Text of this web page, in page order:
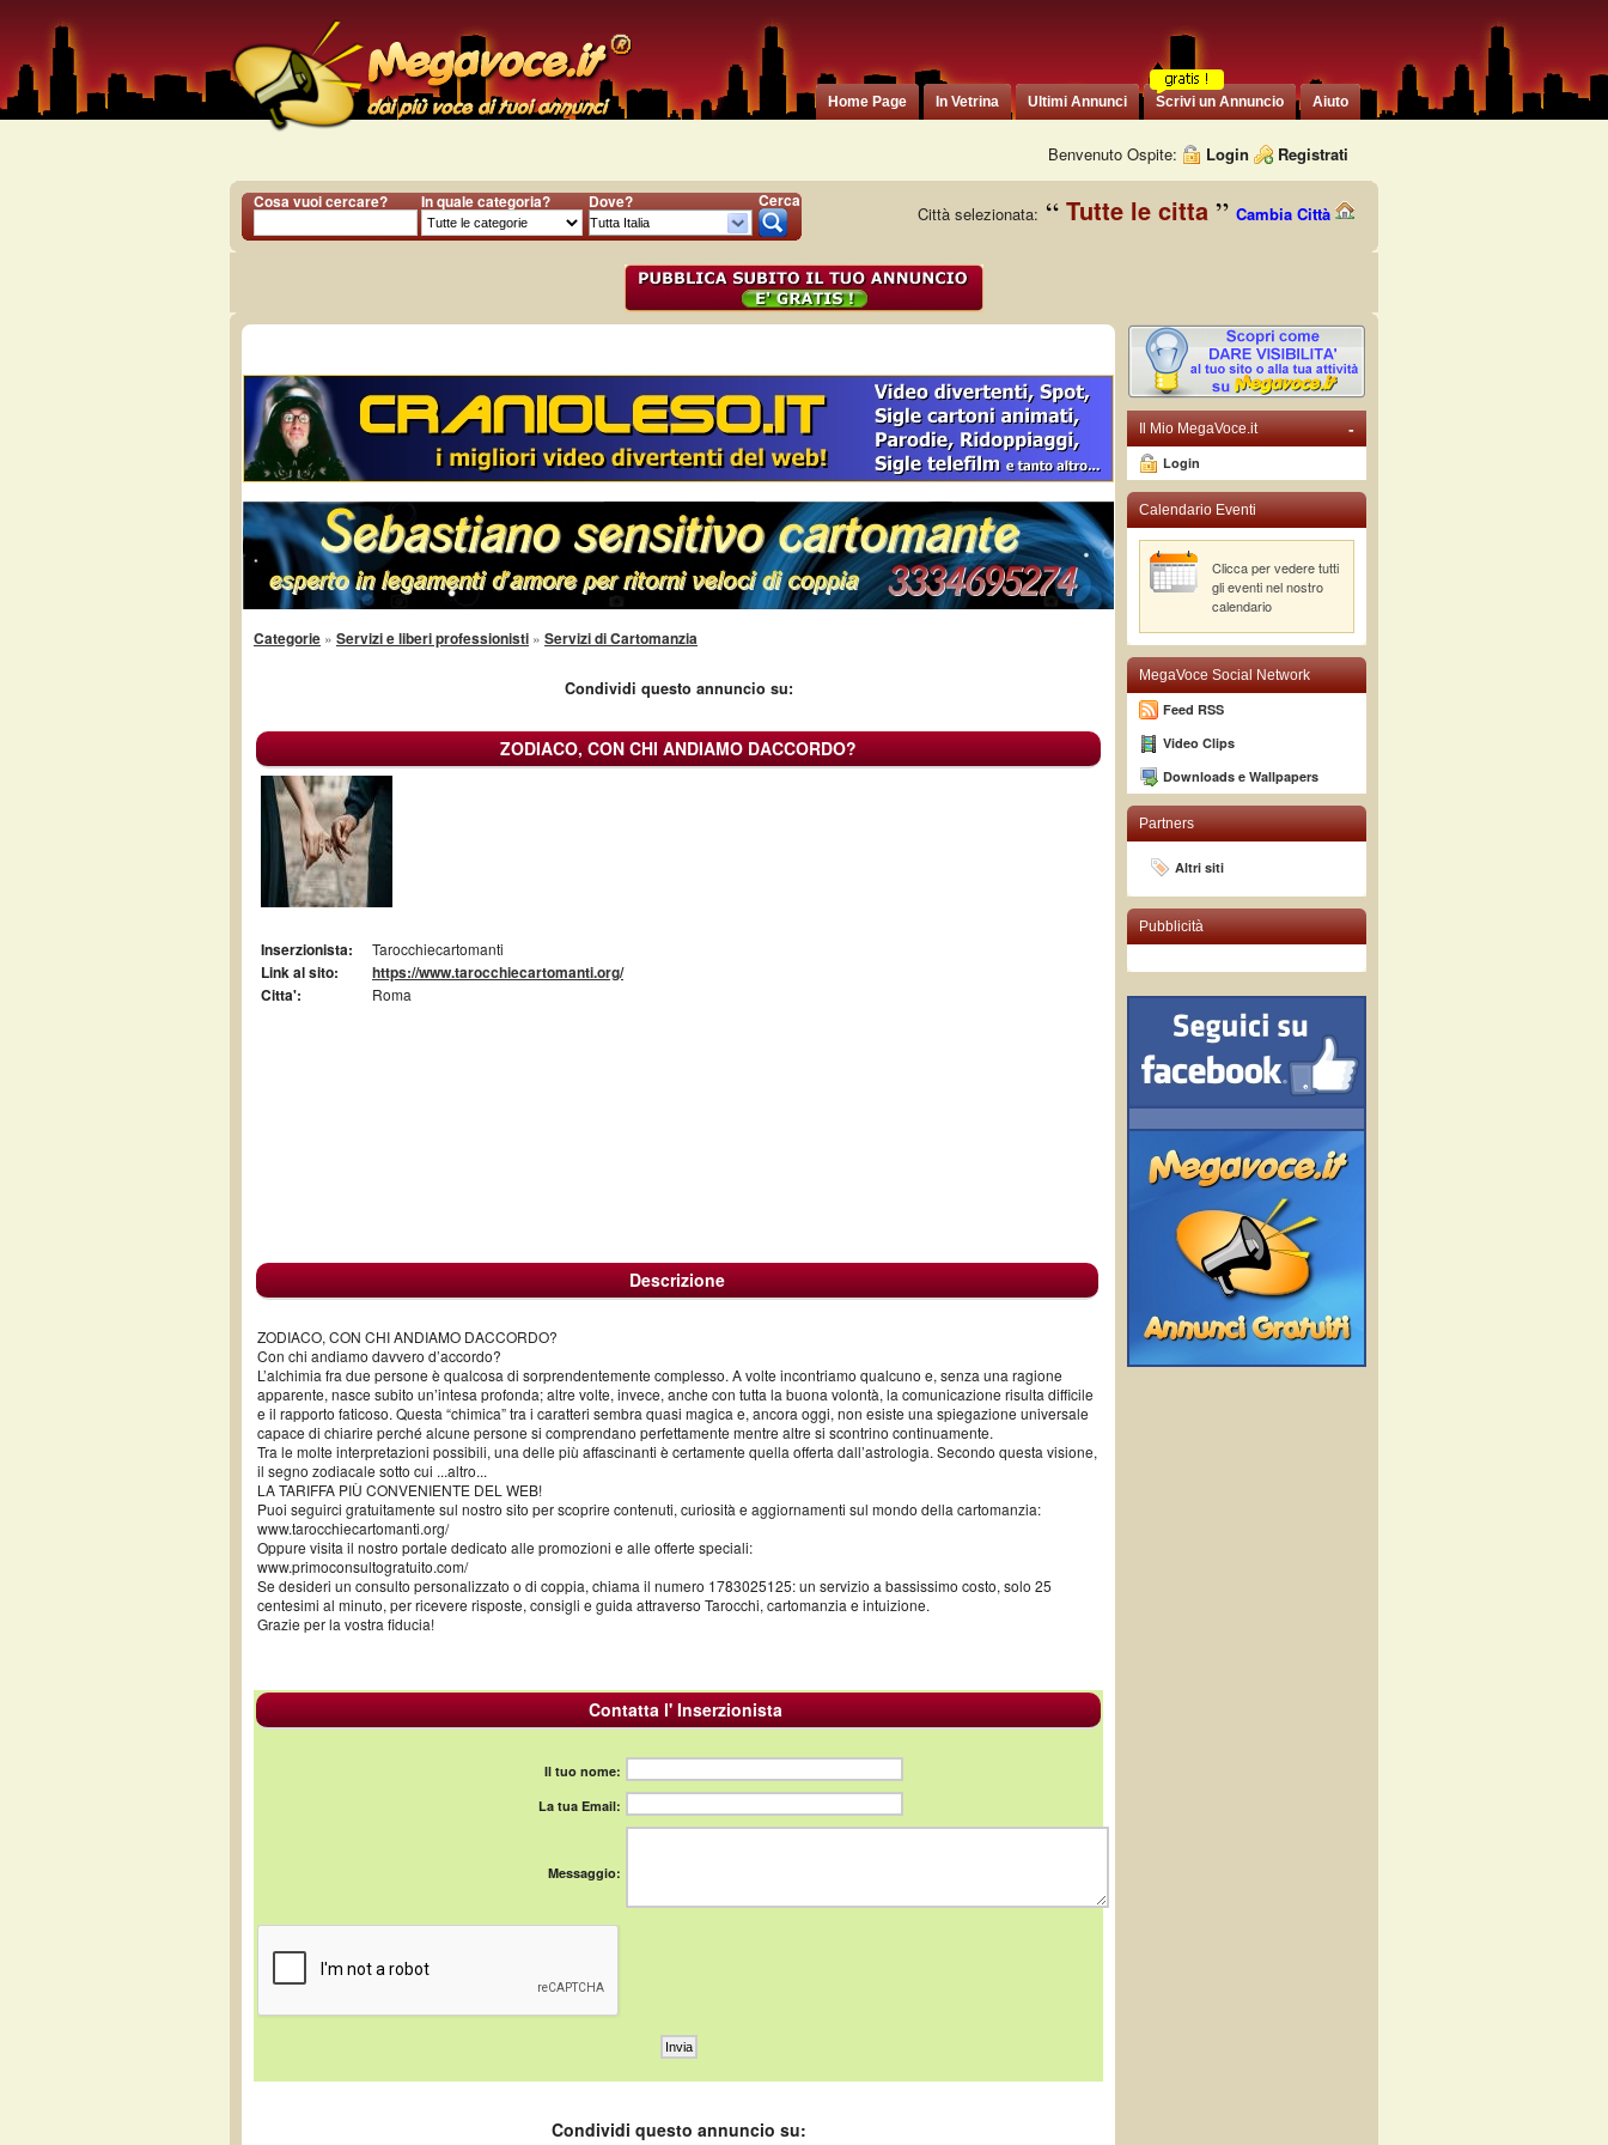
Home Page In Vetrina Ultimi Annunci Scrivi un Annuncio Aiuto
Benvenuto Ospite: Login Registrati
Cosa vuoi cercare? In quale categoria? Dove? Cerca
Città selezionata: Tutte le citta Cambia Città
Categorie » Servizi e liberi professionisti » Servizi di Cartomanzia
Condividi questo annuncio su:
ZODIACO, CON CHI ANDIAMO DACCORDO?
Inserzionista: Tarocchiecartomanti
Link al sito:
https://www.tarocchiecartomanti.org/
Citta':
Roma
Descrizione
ZODIACO, CON CHI ANDIAMO DACCORDO?
Con chi andiamo davvero d’accordo?
L’alchimia fra due persone è qualcosa di sorprendentemente complesso. A volte incontriamo qualcuno e, senza una ragione
apparente, nasce subito un’intesa profonda; altre volte, invece, anche con tutta la buona volontà, la comunicazione risulta difficile
e il rapporto faticoso. Questa “chimica” tra i caratteri sembra quasi magica e, ancora oggi, non esiste una spiegazione universale
capace di chiarire perché alcune persone si comprendano perfettamente mentre altre si scontrino continuamente.
Tra le molte interpretazioni possibili, una delle più affascinanti è certamente quella offerta dall’astrologia. Secondo questa visione,
il segno zodiacale sotto cui ...altro...
LA TARIFFA PIÙ CONVENIENTE DEL WEB!
Puoi seguirci gratuitamente sul nostro sito per scoprire contenuti, curiosità e aggiornamenti sul mondo della cartomanzia:
www.tarocchiecartomanti.org/
Oppure visita il nostro portale dedicato alle promozioni e alle offerte speciali:
www.primoconsultogratuito.com/
Se desideri un consulto personalizzato o di coppia, chiama il numero 1783025125: un servizio a bassissimo costo, solo 25
centesimi al minuto, per ricevere risposte, consigli e guida attraverso Tarocchi, cartomanzia e intuizione.
Grazie per la vostra fiducia!
Contatta l' Inserzionista
Il tuo nome:
La tua Email:
Messaggio:
Condividi questo annuncio su:
-
Il Mio MegaVoce.it
Login
Calendario Eventi
Clicca per vedere tutti
gli eventi nel nostro
calendario
MegaVoce Social Network
Feed RSS
Video Clips
Downloads e Wallpapers
Partners
Altri siti
Pubblicità